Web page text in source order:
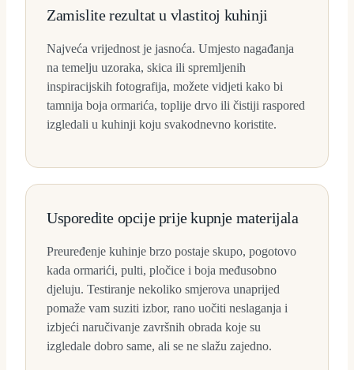
Zamislite rezultat u vlastitoj kuhinji
Najveća vrijednost je jasnoća. Umjesto nagađanja
na temelju uzoraka, skica ili spremljenih
inspiracijskih fotografija, možete vidjeti kako bi
tamnija boja ormarića, toplije drvo ili čistiji raspored
izgledali u kuhinji koju svakodnevno koristite.
Usporedite opcije prije kupnje materijala
Preuređenje kuhinje brzo postaje skupo, pogotovo
kada ormarići, pulti, pločice i boja međusobno
djeluju. Testiranje nekoliko smjerova unaprijed
pomaže vam suziti izbor, rano uočiti neslaganja i
izbjeći naručivanje završnih obrada koje su
izgledale dobro same, ali se ne slažu zajedno.